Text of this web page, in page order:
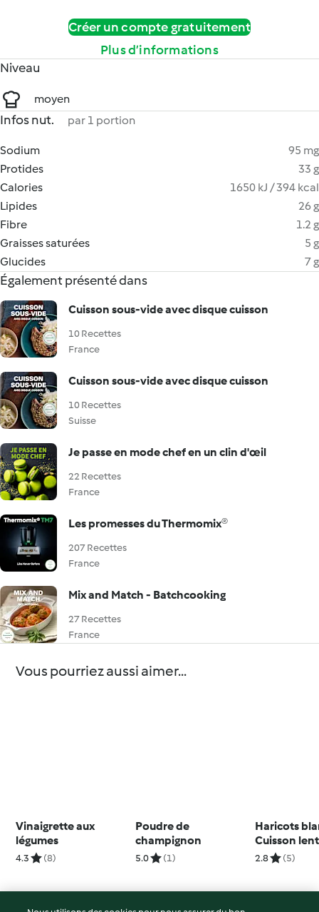
Créer un compte gratuitement
Plus d’informations
Niveau
moyen
Infos nut. par 1 portion
Sodium
95 mg
Protides
33 g
Calories
1650 kJ / 394 kcal
Lipides
26 g
Fibre
1.2 g
Graisses saturées
5 g
Glucides
7 g
Également présenté dans
Cuisson sous-vide avec disque cuisson
10 Recettes
France
Cuisson sous-vide avec disque cuisson
10 Recettes
Suisse
Je passe en mode chef en un clin d'œil
22 Recettes
France
Les promesses du Thermomix®
207 Recettes
France
Mix and Match - Batchcooking
27 Recettes
France
Vous pourriez aussi aimer...
Vinaigrette aux
légumes
4.3 (8)
Poudre de
champignon
5.0 (1)
Haricots
Cuisson
2.8 (5)